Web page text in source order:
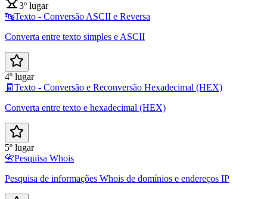
3º lugar
🔤Texto - Conversão ASCII e Reversa
Converta entre texto simples e ASCII
4º lugar
🧾 Texto - Conversão e Reconversão Hexadecimal (HEX)
Converta entre texto e hexadecimal (HEX)
5º lugar
📇Pesquisa Whois
Pesquisa de informações Whois de domínios e endereços IP